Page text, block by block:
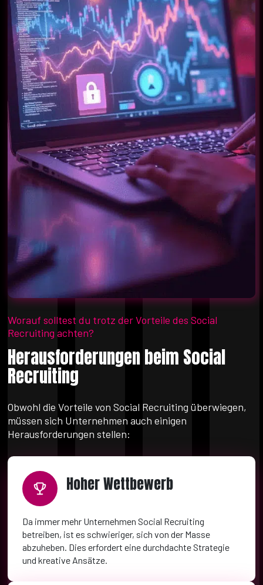
Worauf solltest du trotz der Vorteile des Social
Recruiting achten?
Herausforderungen beim Social
Recruiting
Obwohl die Vorteile von Social Recruiting überwiegen,
müssen sich Unternehmen auch einigen
Herausforderungen stellen:
Hoher Wettbewerb
Da immer mehr Unternehmen Social Recruiting
betreiben, ist es schwieriger, sich von der Masse
abzuheben. Dies erfordert eine durchdachte Strategie
und kreative Ansätze.